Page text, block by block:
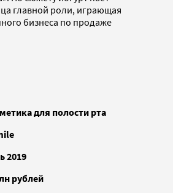
главной роли, играющая
бизнеса по продаже
для полости рта
2019
рублей